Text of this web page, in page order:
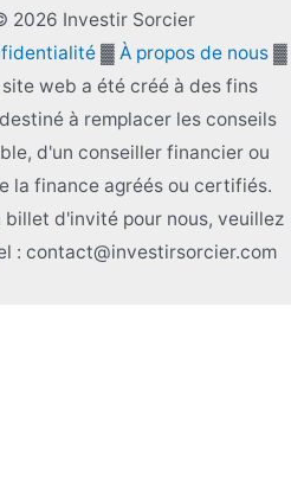
2026 Investir Sorcier
▓ À propos de nous▓
web a été créé à des fins
à remplacer les conseils
d'un conseiller financier ou
la finance agréés ou certifiés.
billet d'invité pour nous, veuillez
: contact@investirsorcier.com